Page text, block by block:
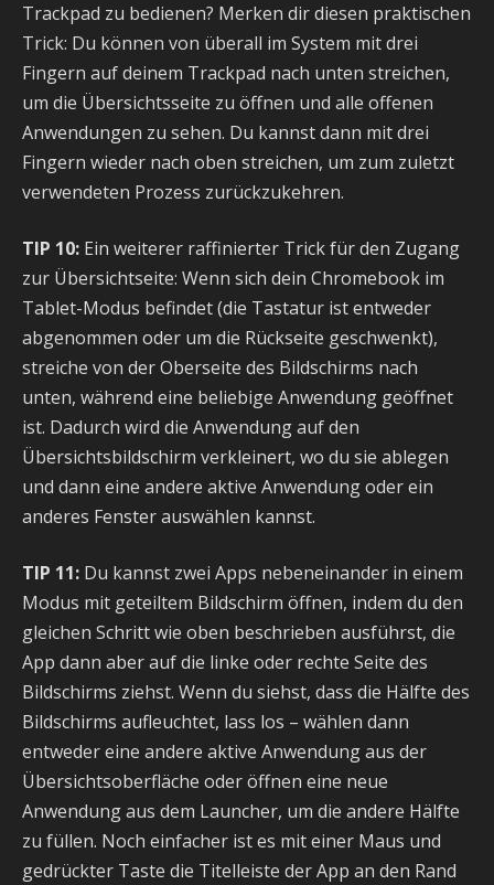
Trackpad zu bedienen? Merken dir diesen praktischen
Trick: Du können von überall im System mit drei
Fingern auf deinem Trackpad nach unten streichen,
um die Übersichtsseite zu öffnen und alle offenen
Anwendungen zu sehen. Du kannst dann mit drei
Fingern wieder nach oben streichen, um zum zuletzt
verwendeten Prozess zurückzukehren.
TIP 10: Ein weiterer raffinierter Trick für den Zugang
zur Übersichtseite: Wenn sich dein Chromebook im
Tablet-Modus befindet (die Tastatur ist entweder
abgenommen oder um die Rückseite geschwenkt),
streiche von der Oberseite des Bildschirms nach
unten, während eine beliebige Anwendung geöffnet
ist. Dadurch wird die Anwendung auf den
Übersichtsbildschirm verkleinert, wo du sie ablegen
und dann eine andere aktive Anwendung oder ein
anderes Fenster auswählen kannst.
TIP 11: Du kannst zwei Apps nebeneinander in einem
Modus mit geteiltem Bildschirm öffnen, indem du den
gleichen Schritt wie oben beschrieben ausführst, die
App dann aber auf die linke oder rechte Seite des
Bildschirms ziehst. Wenn du siehst, dass die Hälfte des
Bildschirms aufleuchtet, lass los – wählen dann
entweder eine andere aktive Anwendung aus der
Übersichtsoberfläche oder öffnen eine neue
Anwendung aus dem Launcher, um die andere Hälfte
zu füllen. Noch einfacher ist es mit einer Maus und
gedrückter Taste die Titelleiste der App an den Rand